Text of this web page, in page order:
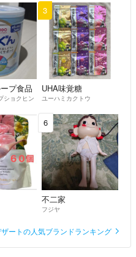
了承下さい。
ました！
プ食品
ショクヒン
3
UHA味覚糖
ユーハミカクトウ
6
不二家
フジヤ
ートの人気ブランドランキング